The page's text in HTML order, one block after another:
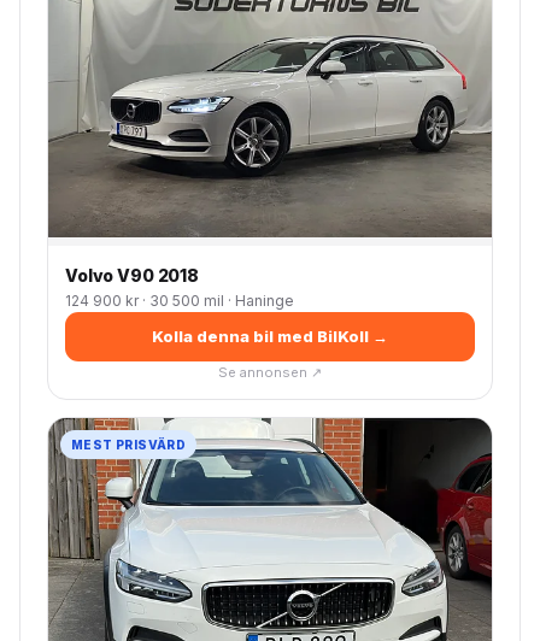
Volvo V90 2018
124 900 kr · 30 500 mil · Haninge
Kolla denna bil med BilKoll →
Se annonsen ↗
MEST PRISVÄRD